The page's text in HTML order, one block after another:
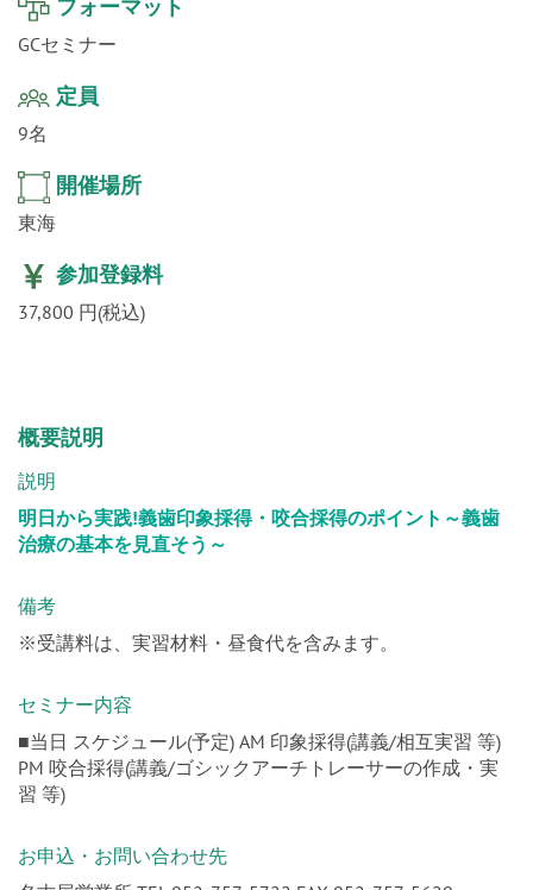
フォーマット
GCセミナー
定員
9名
開催場所
東海
参加登録料
37,800 円(税込)
概要説明
説明
明日から実践!義歯印象採得・咬合採得のポイント～義歯
治療の基本を見直そう～
備考
※受講料は、実習材料・昼食代を含みます。
セミナー内容
■当日 スケジュール(予定) AM 印象採得(講義/相互実習 等)
PM 咬合採得(講義/ゴシックアーチトレーサーの作成・実
習 等)
お申込・お問い合わせ先